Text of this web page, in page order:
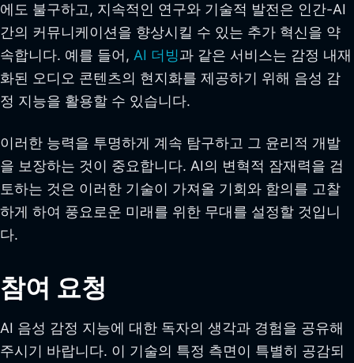
에도 불구하고, 지속적인 연구와 기술적 발전은 인간-AI
간의 커뮤니케이션을 향상시킬 수 있는 추가 혁신을 약
속합니다. 예를 들어, AI 더빙과 같은 서비스는 감정 내재
화된 오디오 콘텐츠의 현지화를 제공하기 위해 음성 감
정 지능을 활용할 수 있습니다.
이러한 능력을 투명하게 계속 탐구하고 그 윤리적 개발
을 보장하는 것이 중요합니다. AI의 변혁적 잠재력을 검
토하는 것은 이러한 기술이 가져올 기회와 함의를 고찰
하게 하여 풍요로운 미래를 위한 무대를 설정할 것입니
다.
참여 요청
AI 음성 감정 지능에 대한 독자의 생각과 경험을 공유해
주시기 바랍니다. 이 기술의 특정 측면이 특별히 공감되